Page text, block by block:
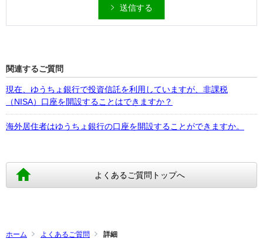
送信する
関連するご質問
現在、ゆうちょ銀行で投資信託を利用していますが、非課税
（NISA）口座を開設することはできますか？
海外居住者はゆうちょ銀行の口座を開設することができますか。
よくあるご質問トップへ
ホーム よくあるご質問 詳細